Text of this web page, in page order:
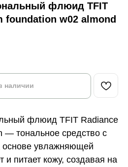
флюид TFIT
foundation w02 almond
наличии
флюид TFIT Radiance
— тональное средство с
основе увлажняющей
и питает кожу, создавая на